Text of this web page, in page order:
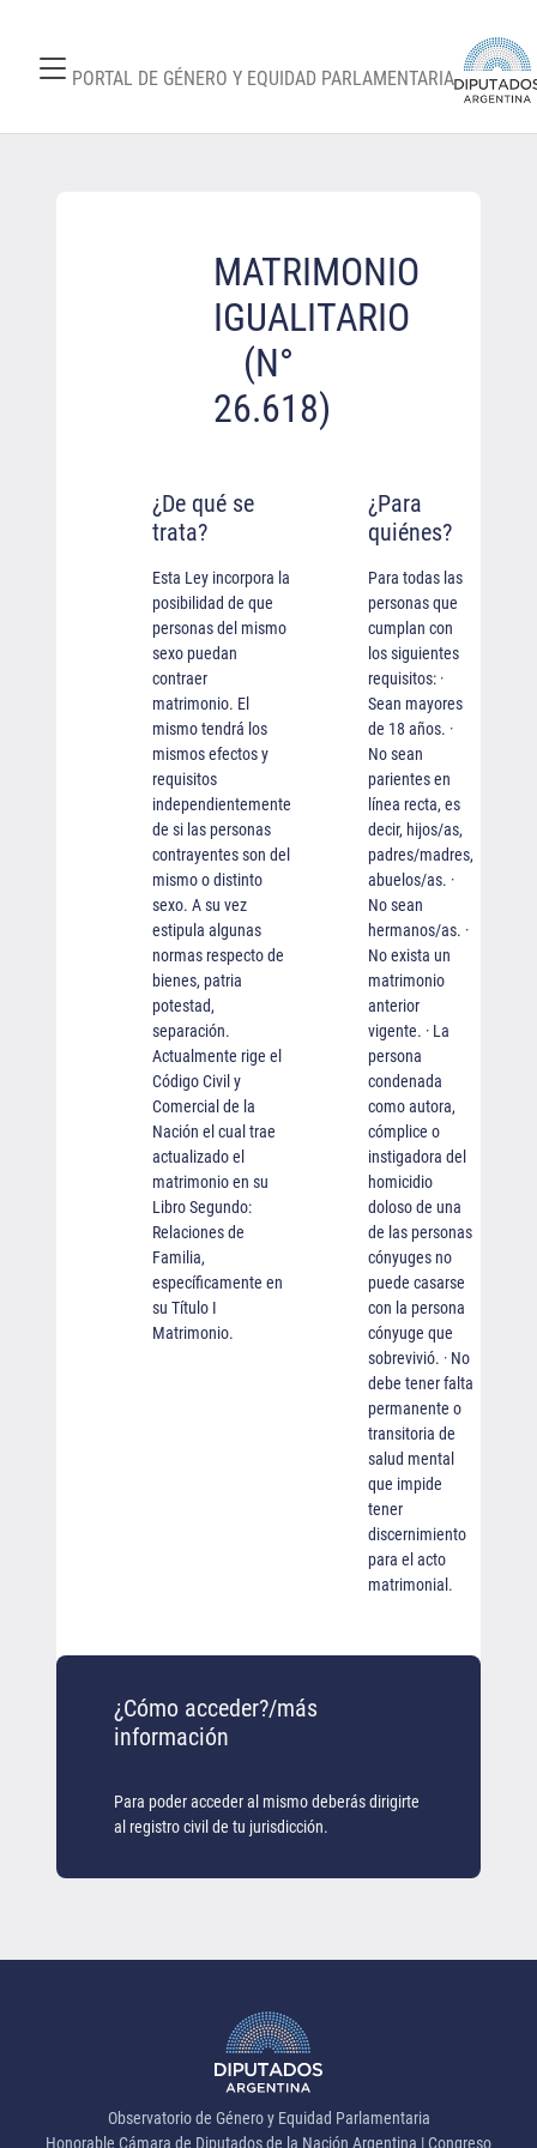
PORTAL DE GÉNERO Y EQUIDAD PARLAMENTARIA
MATRIMONIO
IGUALITARIO
(N°
26.618)
¿De qué se
trata?
Esta Ley incorpora la
posibilidad de que
personas del mismo
sexo puedan
contraer
matrimonio. El
mismo tendrá los
mismos efectos y
requisitos
independientemente
de si las personas
contrayentes son del
mismo o distinto
sexo. A su vez
estipula algunas
normas respecto de
bienes, patria
potestad,
separación.
Actualmente rige el
Código Civil y
Comercial de la
Nación el cual trae
actualizado el
matrimonio en su
Libro Segundo:
Relaciones de
Familia,
específicamente en
su Título I
Matrimonio.
¿Para
quiénes?
Para todas las
personas que
cumplan con
los siguientes
requisitos: ·
Sean mayores
de 18 años. ·
No sean
parientes en
línea recta, es
decir, hijos/as,
padres/madres,
abuelos/as. ·
No sean
hermanos/as. ·
No exista un
matrimonio
anterior
vigente. · La
persona
condenada
como autora,
cómplice o
instigadora del
homicidio
doloso de una
de las personas
cónyuges no
puede casarse
con la persona
cónyuge que
sobrevivió. · No
debe tener falta
permanente o
transitoria de
salud mental
que impide
tener
discernimiento
para el acto
matrimonial.
¿Cómo acceder?/más
información
Para poder acceder al mismo deberás dirigirte
al registro civil de tu jurisdicción.
Observatorio de Género y Equidad Parlamentaria
Honorable Cámara de Diputados de la Nación Argentina | Congreso